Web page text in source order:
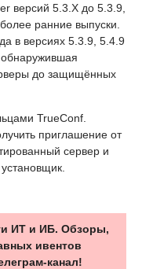
версий 5.3.X до 5.3.9,
ранние выпуски.
в версиях 5.3.9, 5.4.9
до защищённых
TrueConf.
приглашение от
сервер и
ИТ и ИБ. Обзоры,
ивентов
канал!